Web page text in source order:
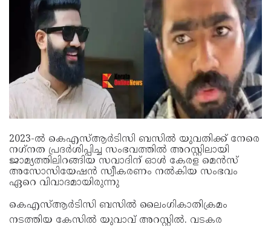
2023-ല്‍ കെഎസ്ആര്‍ടിസി ബസില്‍ യുവതിക്ക് നേരെ
നഗ്‌നത പ്രദര്‍ശിപ്പിച്ച സംഭവത്തില്‍ അറസ്റ്റിലായി
ജാമ്യത്തിലിറങ്ങിയ സവാദിന് ഓള്‍ കേരള മെന്‍സ്
അസോസിയേഷന്‍ സ്വീകരണം നല്‍കിയ സംഭവം
ഏറെ വിവാദമായിരുന്നു
കെഎസ്ആര്‍ടിസി ബസില്‍ ലൈംഗികാതിക്രമം
നടത്തിയ കേസില്‍ യുവാവ് അറസ്റ്റില്‍. വടകര